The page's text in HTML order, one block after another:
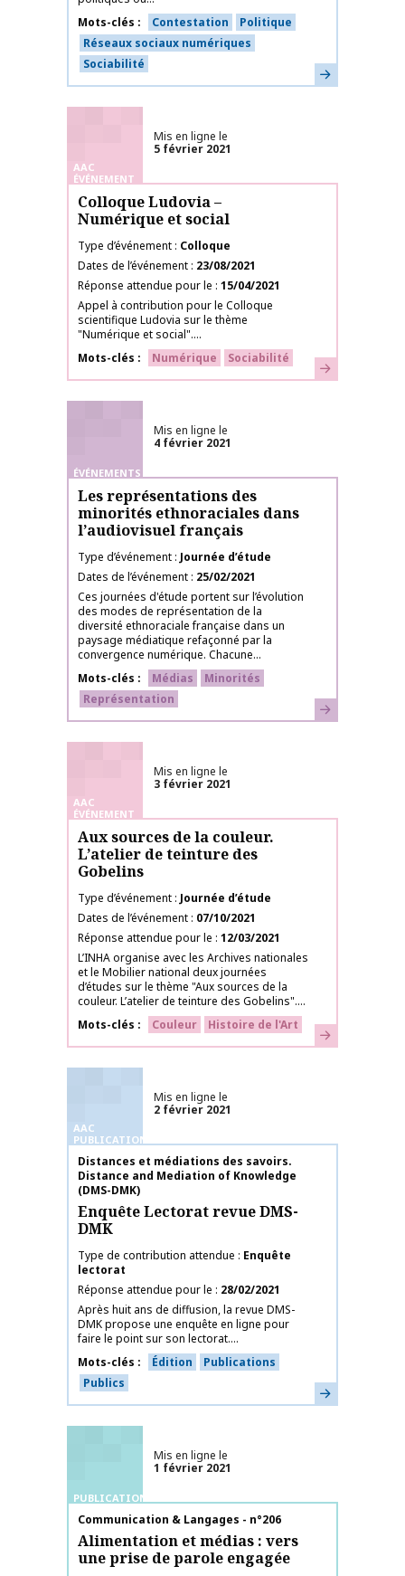
Mots-clés
Contestation
Politique
Réseaux sociaux numériques
Sociabilité
En savoir plus
AAC
ÉVÉNEMENT
Mis en ligne le
5 février 2021
Colloque Ludovia –
Numérique et social
Type d’événement Colloque
Dates de l’événement 23/08/2021
Réponse attendue pour le 15/04/2021
Appel à contribution pour le Colloque
scientifique Ludovia sur le thème
"Numérique et social"....
Mots-clés
Numérique Sociabilité En savoir plus
ÉVÉNEMENTS
Mis en ligne le
4 février 2021
Les représentations des
minorités ethnoraciales dans
l’audiovisuel français
Type d’événement Journée d’étude
Dates de l’événement 25/02/2021
Ces journées d'étude portent sur l’évolution
des modes de représentation de la
diversité ethnoraciale française dans un
paysage médiatique refaçonné par la
convergence numérique. Chacune...
Mots-clés
Médias
Minorités
Représentation
En savoir plus
AAC
ÉVÉNEMENT
Mis en ligne le
3 février 2021
Aux sources de la couleur.
L’atelier de teinture des
Gobelins
Type d’événement Journée d’étude
Dates de l’événement 07/10/2021
Réponse attendue pour le 12/03/2021
L’INHA organise avec les Archives nationales
et le Mobilier national deux journées
d’études sur le thème "Aux sources de la
couleur. L’atelier de teinture des Gobelins"....
Mots-clés
Couleur Histoire de l'Art En savoir plus
AAC
PUBLICATIONS
Mis en ligne le
2 février 2021
Nom de la publication
Distances et médiations des savoirs.
Distance and Mediation of Knowledge
(DMS-DMK)
Enquête Lectorat revue DMS-
DMK
Type de contribution attendue
Enquête
lectorat
Réponse attendue pour le
28/02/2021
Après huit ans de diffusion, la revue DMS-
DMK propose une enquête en ligne pour
faire le point sur son lectorat....
Mots-clés
Édition
Publications
Publics
En savoir plus
PUBLICATIONS
Mis en ligne le
1 février 2021
Nom de la publication
Communication & Langages - n°206
Alimentation et médias : vers
une prise de parole engagée